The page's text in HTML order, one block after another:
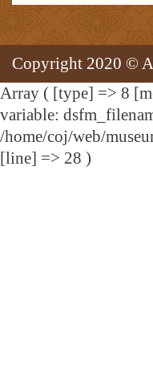
Copyright 2020 ©
Array ( [type] => 8
variable:
/home/coj/web/
[line] => 28 )